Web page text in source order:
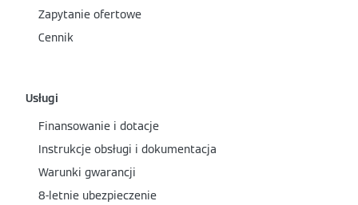
Zapytanie ofertowe
Cennik
Usługi
Finansowanie i dotacje
Instrukcje obsługi i dokumentacja
Warunki gwarancji
8-letnie ubezpieczenie